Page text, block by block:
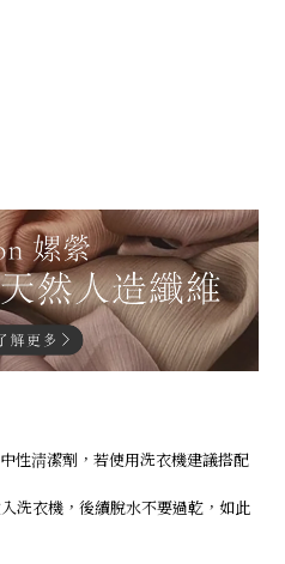
性淸潔劑，若使用洗衣機建議搭配
洗衣機，後續脫水不要過乾，如此